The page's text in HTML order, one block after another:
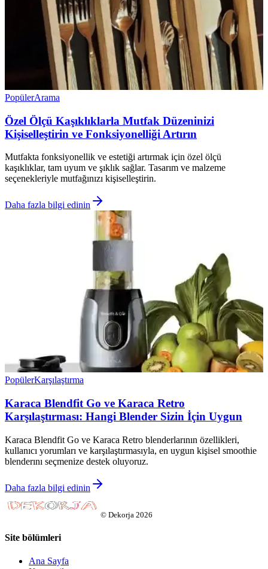
PopülerArama
Özel Ölçü Kaşıklıklarla Mutfak Düzeninizi
Kişiselleştirin ve Fonksiyonelliği Artırın
Mutfakta fonksiyonellik ve estetiği artırmak için özel ölçü
kaşıklıklar, tam uyum ve şıklık sağlar. Tasarım ve malzeme
seçenekleriyle mutfağınızı kişiselleştirin.
Daha fazla bilgi edinin
PopülerKarşılaştırma
Karaca Blendfit Go ve Karaca Retro
Karşılaştırması: Hangi Blender Sizin İçin Uygun
Karaca Blendfit Go ve Karaca Retro blenderlarının özellikleri,
kullanıcı yorumları ve karşılaştırmasıyla, en uygun kişisel smoothie
blenderını seçmenize destek oluyoruz.
Daha fazla bilgi edinin
© Dekorja 2026
Site bölümleri
Ana Sayfa